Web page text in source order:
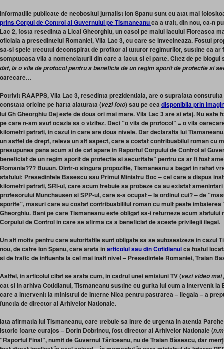
Informatiile publicate de neobositul jurnalist Ion Spanu sunt cu atat mai
prins Corpul de Control al Guvernului pe Tismaneanuca a trait, din nou, ca-n
Lac 2, fosta resedinta a Licai Gheorghiu, un casoi pe malul lacului Floreasca
oficiala a presedintelui Romaniei, Vila Lac 3, cu care se invecineaza. Fostul
sa-si spele trecutul deconspirat de profitor al tuturor regimurilor, sustine ca ar
somptuoasa vila a nomenclaturii din care a facut si el parte. Citez de pe blogul
dat, la o vila de protocol pentru a beneficia de un regim sporit de protectie si
oarecare…
Potrivit RAAPPS, Vila Lac 3, resedinta prezidentiala, are o suprafata
constata oricine pe harta alaturata (vezi foto) sau pe cea disponibila prin
lui Gh Gheorghiu Dej este de doua ori mai mare. Vila Lac 3 are si etaj. Nu este
pe care n-am avut ocazia sa o vizitez. Deci “o vila de protocol” = o vila
kilometri patrati, in cazul in care are doua nivele. Dar declaratia lui
un astfel de drept, releva un alt aspect, care a costat contribuabilul roman cu
presupunea pana acum si de cat apare in Raportul Corpului de Control al
beneficiat de un regim sporit de protectie si securitate” pentru ca ar fi fost
Romania??? Buuun. Dintr-o singura propozitie, Tismaneanu a bagat in rahat
statului: Presedintele Basescu sau Primul Ministru Boc – cel care a dispus
kilometri patrati, SRI-ul, care acum trebuie sa probeze ca au existat
profesorului Munchausen si SPP-ul, care s-a ocupat – la ordinul cui? – de
sporite”, masuri care au costat contribuabililul roman cu mult peste imbaierea
Gheorghiu. Bani pe care Tismaneanu este obligat sa-i returneze acum statului
Corpului de Control in care se afirma ca a beneficiat de aceste privilegii ilegal.
Un alt motiv pentru care autoritatile sunt obligate sa se autosesizeze in cazul
nou, de catre Ion Spanu, care arata inarticolul sau din Cotidianulca fostul
si de trafic de influenta la cel mai inalt nivel – Presedintele Romaniei, Traian
Astfel, in articolul citat se arata cum, in cadrul unei emisiuni TV (vezi video mai
cat si in arhiva Cotidianul, Tismaneanu sustine cu gurita lui cum a intervenit
care a intervenit la ministrul de Interne Nica pentru pastrarea – ilegala – a
functia de director al Arhivelor Nationale.
Iata afirmatia lui Tismaneanu, care trebuie sa intre de urgenta in atentia
istoric foarte curajos – Dorin Dobrincu, fost director al Arhivelor Nationale (n.m
“Raportul Final”, numit de Guvernul Tăriceanu, nu de Traian Băsescu, dar